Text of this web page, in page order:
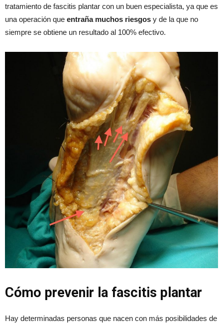
tratamiento de fascitis plantar con un buen especialista, ya que es
una operación que entraña muchos riesgos y de la que no
siempre se obtiene un resultado al 100% efectivo.
Cómo prevenir la fascitis plantar
Hay determinadas personas que nacen con más posibilidades de